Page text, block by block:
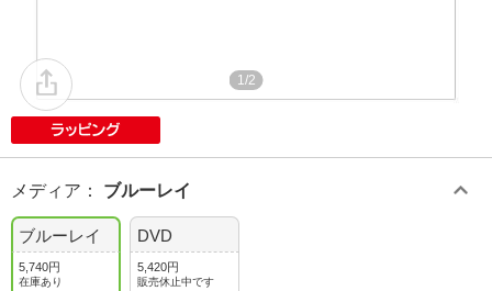
1/2
メディア ： ブルーレイ
ブルーレイ
5,740円
在庫あり
DVD
5,420円
販売休止中です